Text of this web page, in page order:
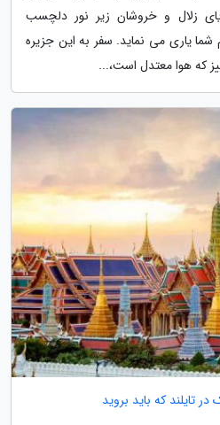
زلال و خروشان زیر نور دلچسب
یاری می نماید. سفر به این جزیره
که هوا معتدل است،...